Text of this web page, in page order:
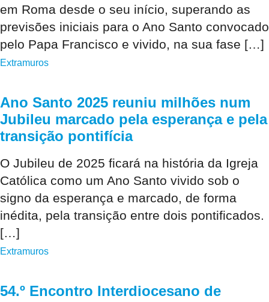
em Roma desde o seu início, superando as
previsões iniciais para o Ano Santo convocado
pelo Papa Francisco e vivido, na sua fase […]
Extramuros
Ano Santo 2025 reuniu milhões num
Jubileu marcado pela esperança e pela
transição pontifícia
O Jubileu de 2025 ficará na história da Igreja
Católica como um Ano Santo vivido sob o
signo da esperança e marcado, de forma
inédita, pela transição entre dois pontificados.
[…]
Extramuros
54.º Encontro Interdiocesano de